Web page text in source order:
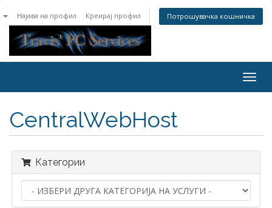
Најава на профил Креирај профил Потрошувачка кошничка
CentralWebHost
Категории